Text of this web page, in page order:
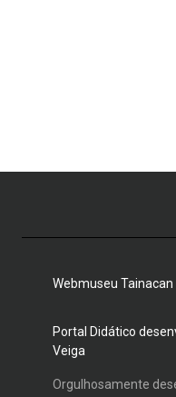
Webmuseu Tainacan
Portal Didático
Veiga
Orgulhosamente